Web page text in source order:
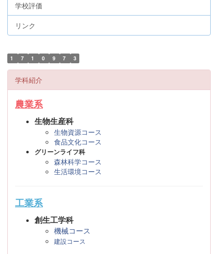
学校評価
リンク
1 7 1 0 9 7 3
学科紹介
農業系
生物生産科
生物資源コース
食品文化コース
グリーンライフ科
森林科学コース
生活環境コース
工業系
創生工学科
機械コース
建設コース